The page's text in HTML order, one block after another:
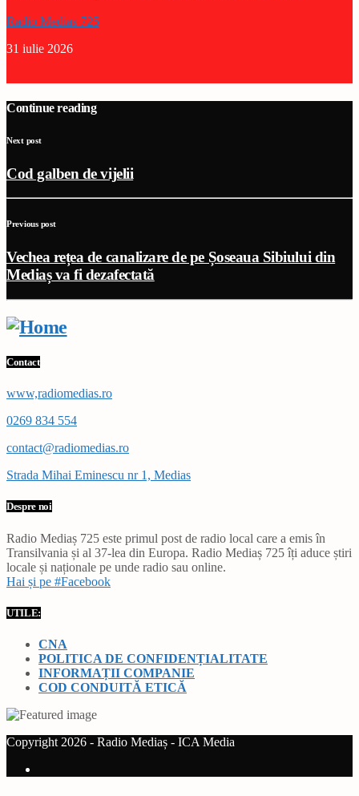
Radio Medias 725
31 iulie 2026
Continue reading
Next post
Cod galben de vijelii
Previous post
Vechea rețea de canalizare de pe Șoseaua Sibiului din
Mediaș va fi dezafectată
Contact
www,radiomedias.ro
0269 834 554
contact@radiomedias.ro
Strada Mihai Eminescu nr 1, Medias
Despre noi
Radio Mediaș 725 este primul post de radio local care a emis în
Transilvania și al 37-lea din Europa. Radio Mediaș 725 îți aduce știri
locale și naționale pe unde radio sau online.
Hai și pe #Facebook
UTILE:
CNA
POLITICA DE CONFIDENȚIALITATE
INFORMAȚII COMPANIE
COD CONDUITĂ ETICĂ
Copyright 2026 - Radio Mediaș - ICA Media